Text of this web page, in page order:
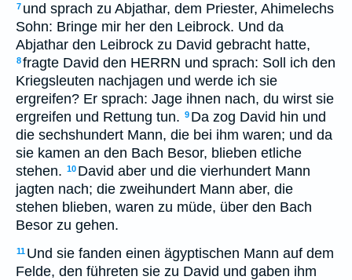
7 und sprach zu Abjathar, dem Priester, Ahimelechs
Sohn: Bringe mir her den Leibrock. Und da
Abjathar den Leibrock zu David gebracht hatte,
8fragte David den HERRN und sprach: Soll ich den
Kriegsleuten nachjagen und werde ich sie
ergreifen? Er sprach: Jage ihnen nach, du wirst sie
ergreifen und Rettung tun. 9 Da zog David hin und
die sechshundert Mann, die bei ihm waren; und da
sie kamen an den Bach Besor, blieben etliche
stehen. 10 David aber und die vierhundert Mann
jagten nach; die zweihundert Mann aber, die
stehen blieben, waren zu müde, über den Bach
Besor zu gehen.
11 Und sie fanden einen ägyptischen Mann auf dem
Felde, den führeten sie zu David und gaben ihm